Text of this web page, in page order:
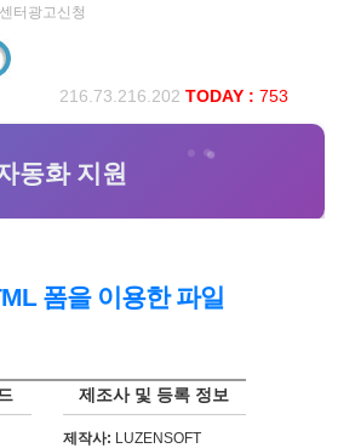
터 광고신청
216.73.216.202 TODAY : 753
폼을 이용한 파일
제조사 및 등록 정보
제작사: LUZENSOFT